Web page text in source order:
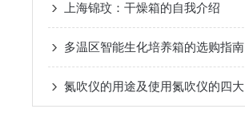
上海锦玟：干燥箱的自我介绍
多温区智能生化培养箱的选购指南